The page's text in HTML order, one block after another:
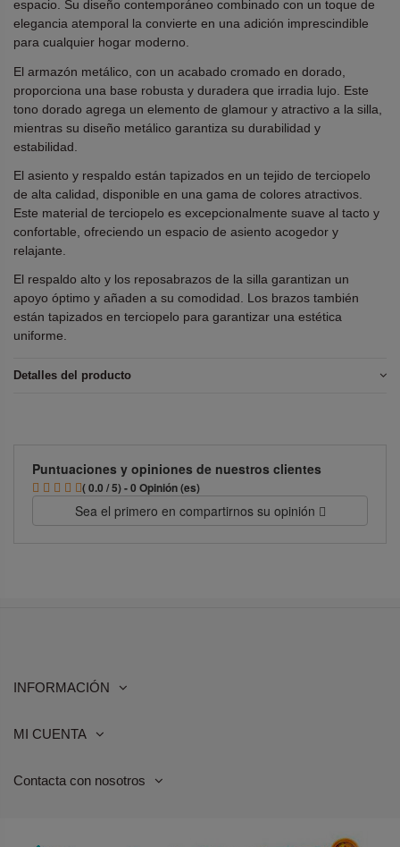
espacio. Su diseño contemporáneo combinado con un toque de
elegancia atemporal la convierte en una adición imprescindible
para cualquier hogar moderno.
El armazón metálico, con un acabado cromado en dorado,
proporciona una base robusta y duradera que irradia lujo. Este
tono dorado agrega un elemento de glamour y atractivo a la silla,
mientras su diseño metálico garantiza su durabilidad y
estabilidad.
El asiento y respaldo están tapizados en un tejido de terciopelo
de alta calidad, disponible en una gama de colores atractivos.
Este material de terciopelo es excepcionalmente suave al tacto y
confortable, ofreciendo un espacio de asiento acogedor y
relajante.
El respaldo alto y los reposabrazos de la silla garantizan un
apoyo óptimo y añaden a su comodidad. Los brazos también
están tapizados en terciopelo para garantizar una estética
uniforme.
Detalles del producto
Puntuaciones y opiniones de nuestros clientes
( 0.0 / 5) - 0 Opinión (es)
Sea el primero en compartirnos su opinión
INFORMACIÓN
MI CUENTA
Contacta con nosotros